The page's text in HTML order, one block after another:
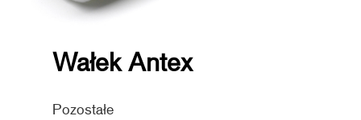
WałekAntex
Pozostałe